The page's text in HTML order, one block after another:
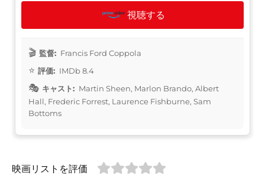
視聴する
監督: Francis Ford Coppola
評価: IMDb 8.4
キャスト: Martin Sheen, Marlon Brando, Albert
Hall, Frederic Forrest, Laurence Fishburne, Sam
Bottoms
映画リストを評価